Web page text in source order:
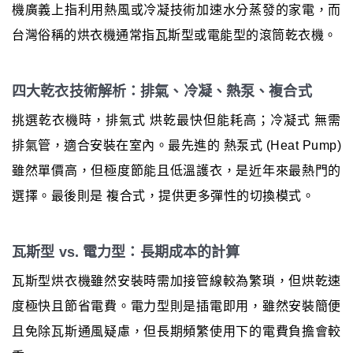
機廣義上指利用熱風或冷凝技術加速水分蒸發的家電，而
台灣俗稱的烘衣機通常指瓦斯型或電能型的滾筒乾衣機。
四大乾衣技術解析：排氣、冷凝、熱泵、複合式
挑選乾衣機時，排氣式 烘乾最快但能耗高；冷凝式 無需
排氣管，適合安裝在室內。最先進的 熱泵式 (Heat Pump)
雖然單價高，但極度節能且低溫護衣，是近年來最熱門的
選擇。最後則是 複合式，提供更多彈性的切換模式。
瓦斯型 vs. 電力型：長期成本的計算
瓦斯型烘衣機雖然安裝時需加接管線較為繁瑣，但烘乾速
度極快且節省電費。電力型則是插電即用，雖然安裝簡便
且免除瓦斯通風疑慮，但長期頻繁使用下的電費負擔會較